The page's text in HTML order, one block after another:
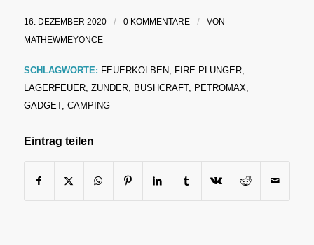
16. DEZEMBER 2020 / 0 KOMMENTARE /
VON
MATHEWMEYONCE
SCHLAGWORTE: FEUERKOLBEN, FIRE PLUNGER,
LAGERFEUER, ZUNDER, BUSHCRAFT, PETROMAX
GADGET, CAMPING
Eintrag teilen